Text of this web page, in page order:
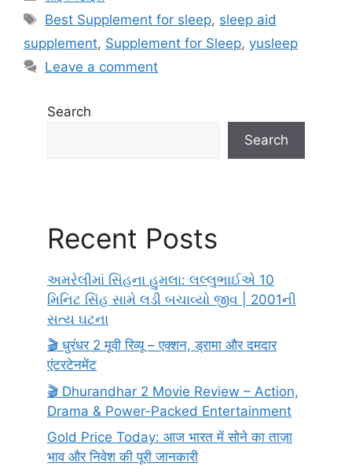
Tags
Best Supplement for sleep, sleep aid
supplement, Supplement for Sleep, yusleep
Leave a comment
Search
Search
Recent Posts
અમરેલીમાં સિંહના હુમલા: લલ્લુભાઈએ 10
મિનિટ સિંહ સામે લડી બચાવ્યો જીવ | 2001ની
સત્ય ઘટના
🎬 धुरंधर 2 मूवी रिव्यू – एक्शन, ड्रामा और दमदार
एंटरटेनमेंट
🎬 Dhurandhar 2 Movie Review – Action,
Drama & Power-Packed Entertainment
Gold Price Today: आज भारत में सोने का ताज़ा
भाव और निवेश की पूरी जानकारी